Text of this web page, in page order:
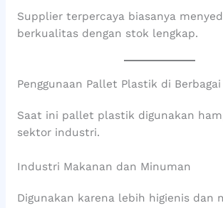
Supplier terpercaya biasanya
berkualitas dengan stok lengkap.
Penggunaan Pallet Plastik di
Saat ini pallet plastik digunakan
sektor industri.
Industri Makanan dan Minuman
Digunakan karena lebih higienis dan